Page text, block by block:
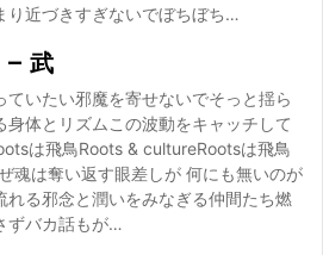
り近づきすぎないでぼちぼち…
武
いたい邪魔を寄せないでそっと揺ら
身体とリズムこの波動をキャッチして
は飛鳥Roots & cultureRootsは飛鳥
魂は奪い返す眼差しが 何にも無いのが
れる邪念と潤いをみなぎる仲間たち燃
ずバカ話もが…